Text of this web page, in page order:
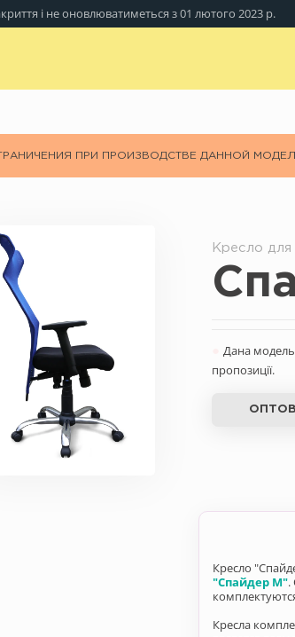
і не оновлюватиметься з 01 лютого 2023 р.
ПРИ ПРОИЗВОДСТВЕ ДАННОЙ
Кресло для
Дана модель
пропозиції.
Кресло
"Спайдер М".
Кресла